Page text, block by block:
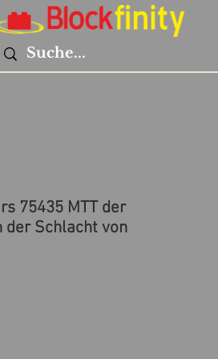
75435 MTT der
der Schlacht von